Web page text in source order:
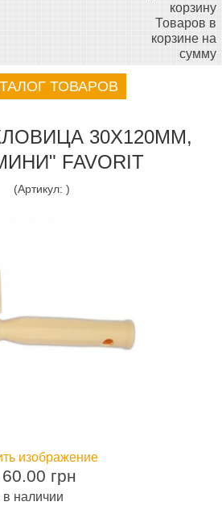
корзину
Товаров в
корзине на
сумму
ТОВАРОВ
30Х120ММ,
FAVORIT
(Артикул: )
изображение
60.00 грн
в наличии